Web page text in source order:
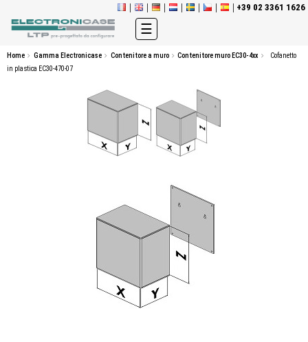
+39 02 3361 1626
navigazione
Toggle
☰
Home Gamma Electronicase Contenitore a muro Contenitore muro EC30-4xx
Cofanetto
in plastica EC30-470-07